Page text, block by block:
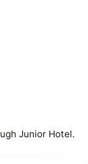
Junior Hotel.